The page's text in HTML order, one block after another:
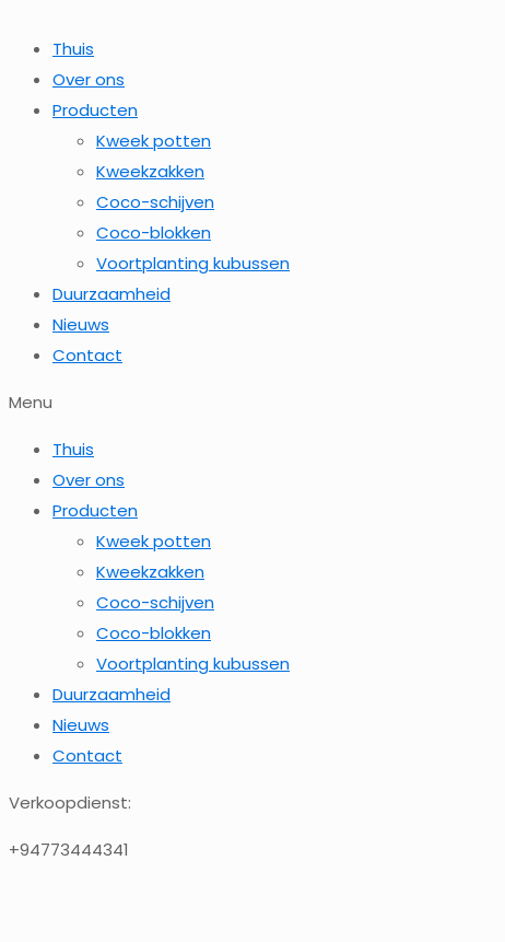
Thuis
Over ons
Producten
Kweek potten
Kweekzakken
Coco-schijven
Coco-blokken
Voortplanting kubussen
Duurzaamheid
Nieuws
Contact
Menu
Thuis
Over ons
Producten
Kweek potten
Kweekzakken
Coco-schijven
Coco-blokken
Voortplanting kubussen
Duurzaamheid
Nieuws
Contact
Verkoopdienst:
+94773444341